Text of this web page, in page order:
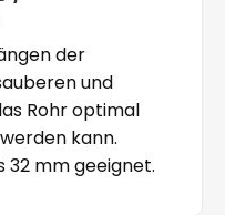
der
und
Rohr optimal
kann.
32 mm geeignet.